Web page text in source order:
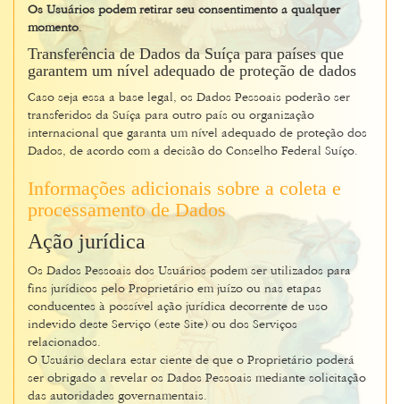
Os Usuários podem retirar seu consentimento a qualquer
momento.
Transferência de Dados da Suíça para países que
garantem um nível adequado de proteção de dados
Caso seja essa a base legal, os Dados Pessoais poderão ser
transferidos da Suíça para outro país ou organização
internacional que garanta um nível adequado de proteção dos
Dados, de acordo com a decisão do Conselho Federal Suíço.
Informações adicionais sobre a coleta e
processamento de Dados
Ação jurídica
Os Dados Pessoais dos Usuários podem ser utilizados para
fins jurídicos pelo Proprietário em juízo ou nas etapas
conducentes à possível ação jurídica decorrente de uso
indevido deste Serviço (este Site) ou dos Serviços
relacionados.
O Usuário declara estar ciente de que o Proprietário poderá
ser obrigado a revelar os Dados Pessoais mediante solicitação
das autoridades governamentais.